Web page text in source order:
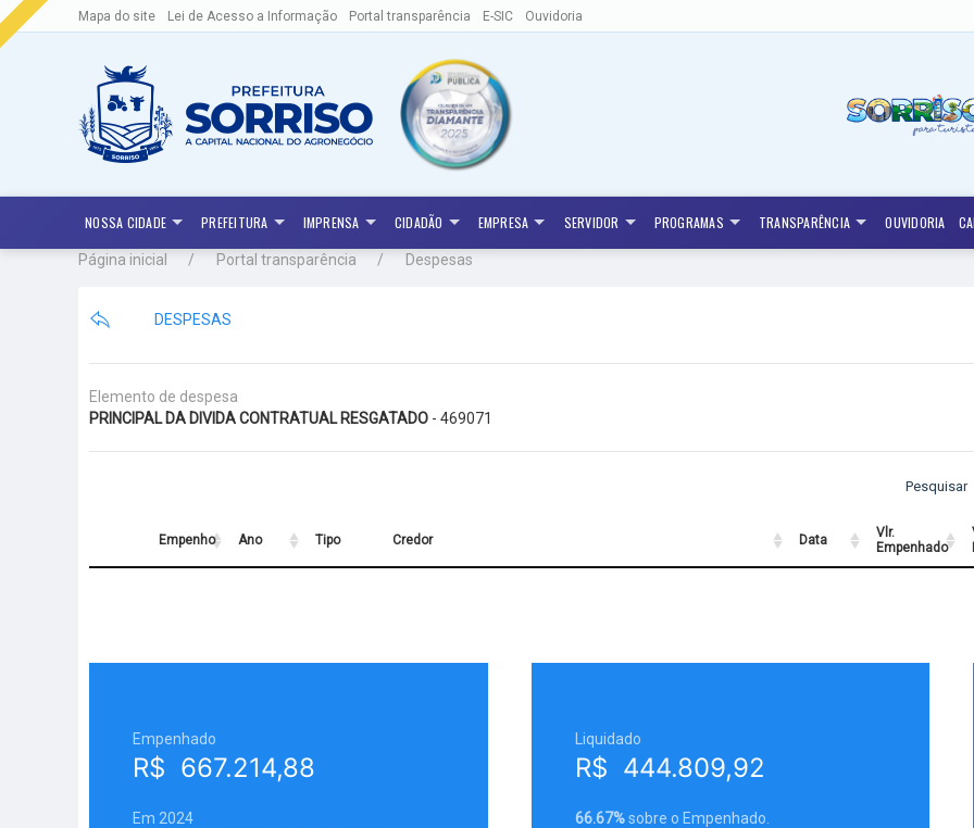
Mapa do site Lei de Acesso a Informação Portal transparência E-SIC Ouvidoria
NOSSA CIDADE PREFEITURA IMPRENSA CIDADÃO EMPRESA SERVIDOR PROGRAMAS TRANSPARÊNCIA OUVIDORIA
Página inicial Portal transparência Despesas
DESPESAS
Elemento de despesa
PRINCIPAL DA DIVIDA CONTRATUAL RESGATADO - 469071
Pesquisar
Empenho Ano Tipo Credor Data
Vlr.
Empenhado
Empenhado
R$ 667.214,88
Em 2024
Liquidado
R$ 444.809,92
66.67%sobre o Empenhado.